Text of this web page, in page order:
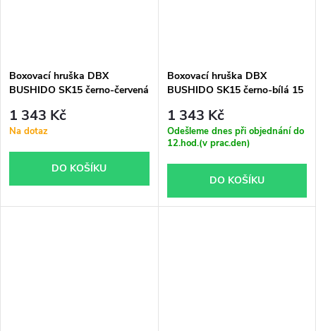
Boxovací hruška DBX
BUSHIDO SK15 černo-červená
1 343 Kč
Na dotaz
DO KOŠÍKU
Boxovací hruška DBX
BUSHIDO SK15 černo-bílá 15
1 343 Kč
Odešleme dnes při objednání do
12.hod.(v prac.den)
DO KOŠÍKU